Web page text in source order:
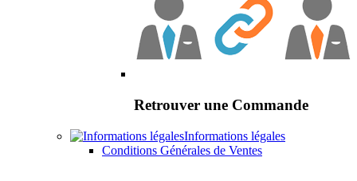
Retrouver une Commande
Informations légales
Conditions Générales de Ventes